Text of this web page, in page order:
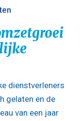
dienstverleners
gelaten en de
van een jaar